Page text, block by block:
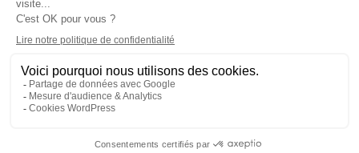
Contactez-nous-Mentions légales-CGV-Politique de
confidentialité-Gestion des cookies